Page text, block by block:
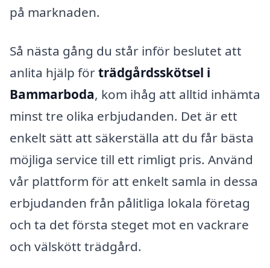
på marknaden.
Så nästa gång du står inför beslutet att
anlita hjälp förträdgårdsskötsel i
Bammarboda, kom ihåg att alltid inhämta
minst tre olika erbjudanden. Det är ett
enkelt sätt att säkerställa att du får bästa
möjliga service till ett rimligt pris. Använd
vår plattform för att enkelt samla in dessa
erbjudanden från pålitliga lokala företag
och ta det första steget mot en vackrare
och välskött trädgård.